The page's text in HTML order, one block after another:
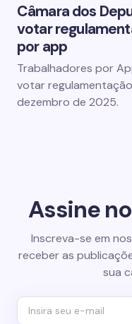
Câmara dos
votar
por app
Trabalhadores por
votar
dezembro de 2025.
Assine
Inscreva-se em
receber as
sua